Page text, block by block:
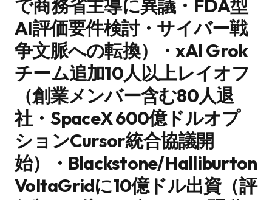
で商務省主導に異議・FDA型
AI評価要件検討・サイバー戦
争文脈への転換）・xAI Grok
チーム追加10人以上レイオフ
（創業メンバー含む80人退
社・SpaceX 600億ドルオプ
ションCursor統合協議開
始）・Blackstone/Halliburton
VoltaGridに10億ドル出資（評